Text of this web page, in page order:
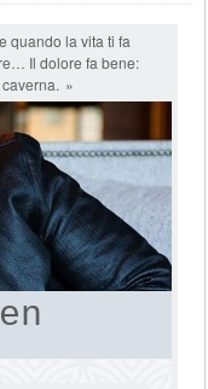
quando la vita ti fa
Il dolore fa bene: